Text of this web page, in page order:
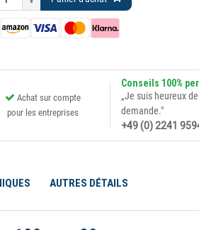
Achat sur compte
pour les entreprises
Conseils 100%
„Je suis heureux
demande."
+49 (0) 2241
AUTRES DÉTAILS